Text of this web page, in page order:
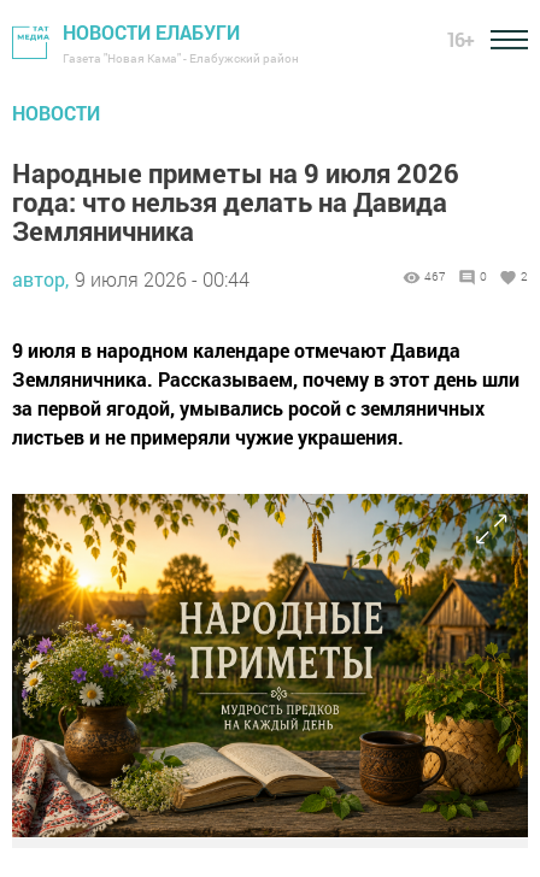
НОВОСТИ ЕЛАБУГИ
Газета "Новая Кама" - Елабужский район
16+
НОВОСТИ
Народные приметы на 9 июля 2026
года: что нельзя делать на Давида
Земляничника
автор, 9 июля 2026 - 00:44 467 0 2
9 июля в народном календаре отмечают Давида
Земляничника. Рассказываем, почему в этот день шли
за первой ягодой, умывались росой с земляничных
листьев и не примеряли чужие украшения.